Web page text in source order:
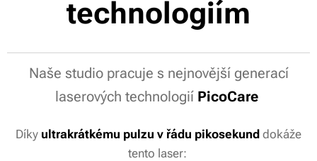
až 8 týdnů, jinak by mohlo dojít k podráždění
pokožky nebo zpomalení výsledků.
Co ovlivňuje počet potřebných zákroků?
Každé tetování je jiné. Na počet ošetření má vliv:
Barevnost a typ barviva
technologiím
Naše studio pracuje s nejnovější generací
laserových technologií PicoCare
Díky ultrakrátkému pulzu v řádu pikosekund dokáže
tento laser: